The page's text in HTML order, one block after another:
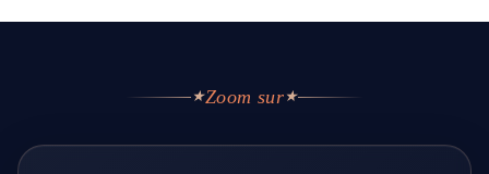
★Zoom sur★